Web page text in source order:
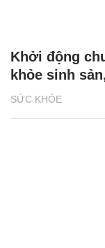
SỨC KHỎE
Khởi động
khỏe sinh